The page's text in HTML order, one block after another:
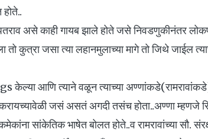
असे काही गायब झाले होते जसे निवडणुकीनंतर
तो कुत्रा जसा त्या लहानमुलाच्या मागे तो जिथे जाईल
केल्या आणि त्याने वळून त्याच्या
जसं असतं अगदी तसंच होता..अण्णा म्हणजे
सांकेतिक भाषेत बोलत होते..व रामरावांच्या सौ.